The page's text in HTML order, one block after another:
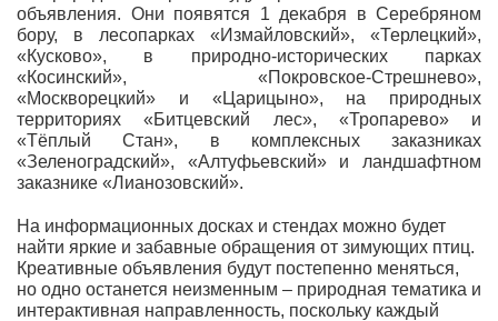
объявления. Они появятся 1 декабря в Серебряном
бору, в лесопарках «Измайловский», «Терлецкий»,
«Кусково», в природно-исторических парках
«Косинский», «Покровское-Стрешнево»,
«Москворецкий» и «Царицыно», на природных
территориях «Битцевский лес», «Тропарево» и
«Тёплый Стан», в комплексных заказниках
«Зеленоградский», «Алтуфьевский» и ландшафтном
заказнике «Лианозовский».
На информационных досках и стендах можно будет
найти яркие и забавные обращения от зимующих птиц.
Креативные объявления будут постепенно меняться,
но одно останется неизменным – природная тематика и
интерактивная направленность, поскольку каждый